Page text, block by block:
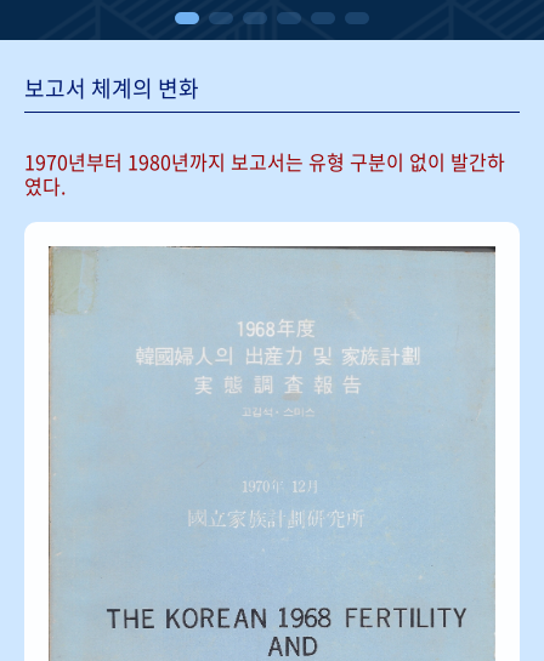
보고서 체계의 변화
1970년부터 1980년까지 보고서는 유형 구분이 없이 발간하
였다.